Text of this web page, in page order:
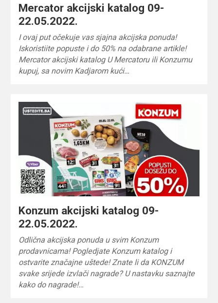
Mercator akcijski katalog 09-
22.05.2022.
I ovaj put očekuje vas sjajna akcijska ponuda!
Iskoristiite popuste i do 50% na odabrane artikle!
Mercator akcijski katalog U Mercatoru ili Konzumu
kupuj, sa novim Kadjarom kući…
Konzum akcijski katalog 09-
22.05.2022.
Odlična akcijska ponuda u svim Konzum
prodavnicama! Pogledjate Konzum katalog i
ostvarite značajne uštede! Znate li da KONZUM
svake srijede izvlači nagrade? U nastavku saznajte
kako do nagrade!…